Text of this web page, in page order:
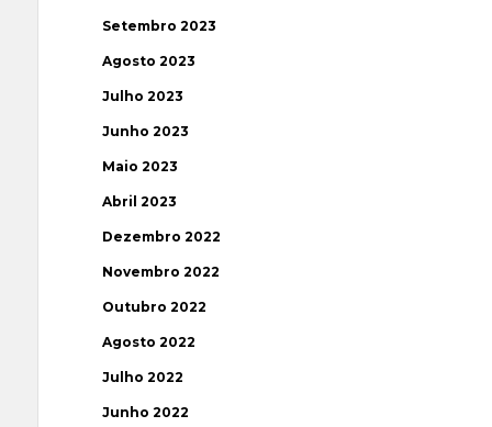
Setembro 2023
Agosto 2023
Julho 2023
Junho 2023
Maio 2023
Abril 2023
Dezembro 2022
Novembro 2022
Outubro 2022
Agosto 2022
Julho 2022
Junho 2022